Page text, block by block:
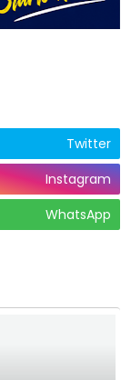
Twitter
Instagram
WhatsApp